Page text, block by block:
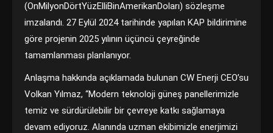
(OnMilyonDörtYüzElliBinAmerikanDoları) sözleşme
imzalandı. 27 Eylül 2024 tarihinde yapılan KAP bildirimine
göre projenin 2025 yılının üçüncü çeyreğinde
tamamlanması planlanıyor.
Anlaşma hakkında açıklamada bulunan CW Enerji CEO’su
Volkan Yılmaz, “Modern teknoloji güneş panellerimizle
temiz ve sürdürülebilir bir çevreye katkı sağlamaya
devam ediyoruz. Alanında uzman ekibimizle enerjimizi